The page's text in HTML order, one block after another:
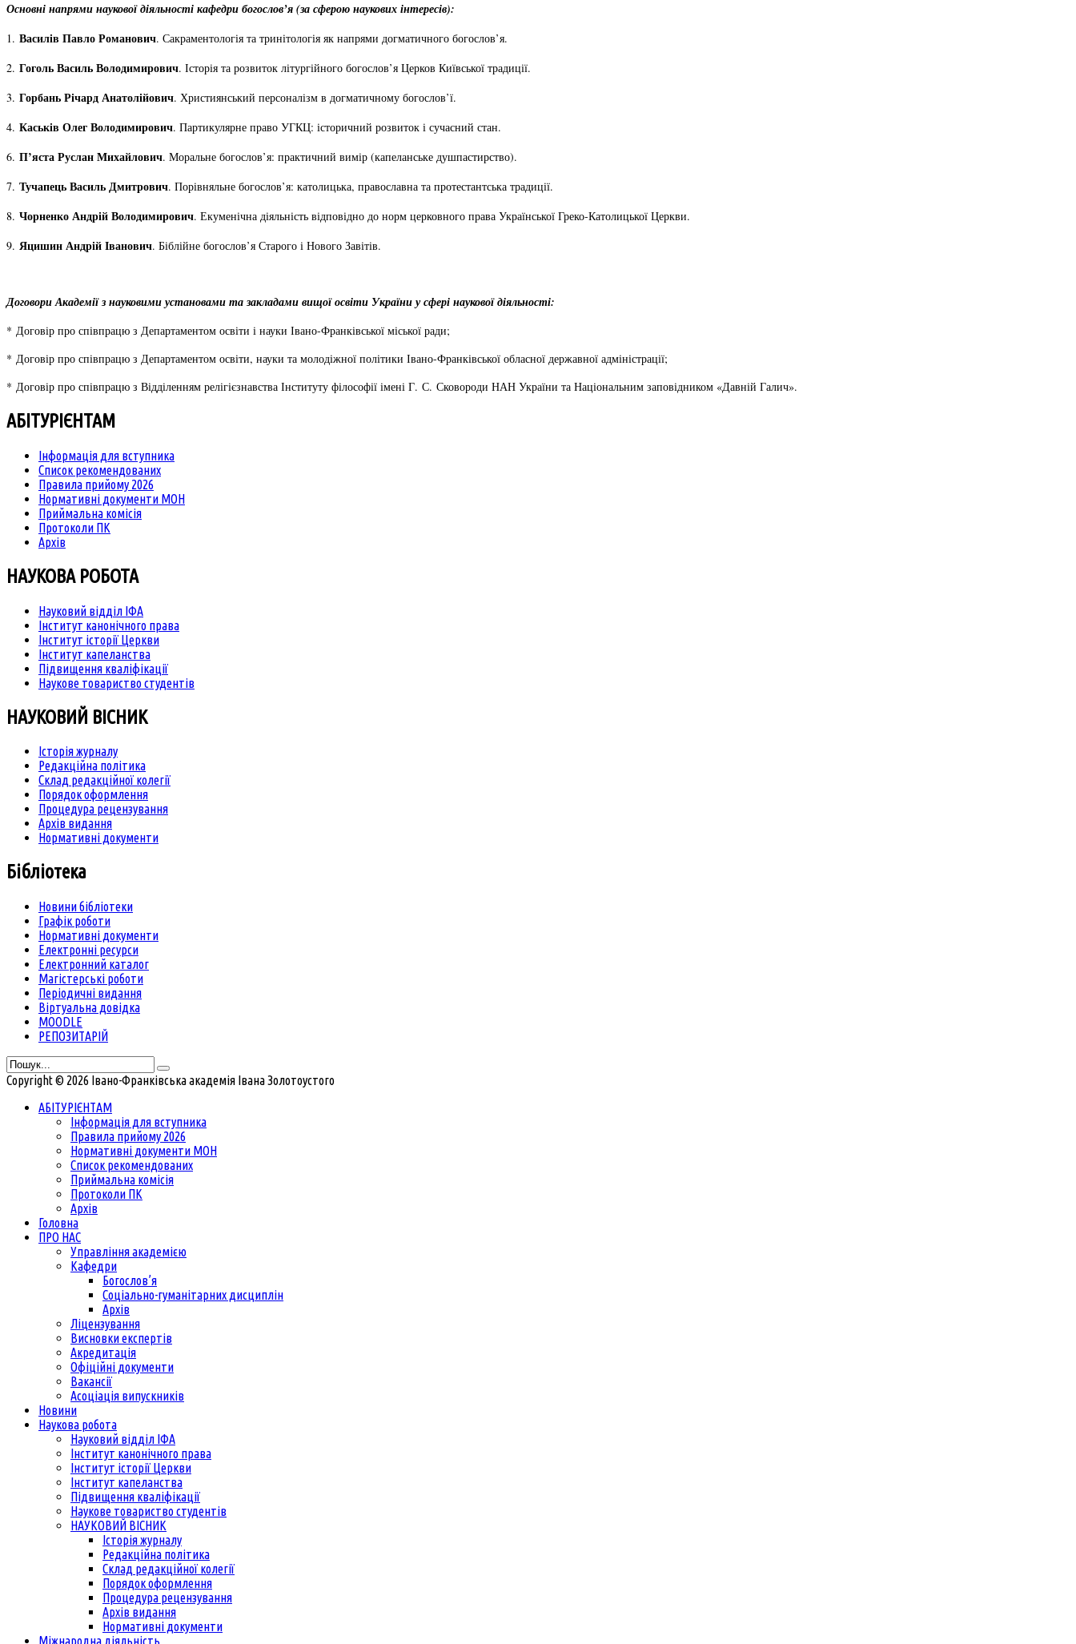
Основні напрями наукової діяльності кафедри богослов’я (за сферою наукових інтересів):
1. Василів Павло Романович. Сакраментологія та тринітологія як напрями догматичного богослов’я.
2. Гоголь Василь Володимирович. Історія та розвиток літургійного богослов’я Церков Київської традиції.
3. Горбань Річард Анатолійович. Християнський персоналізм в догматичному богослов’ї.
4. Каськів Олег Володимирович. Партикулярне право УГКЦ: історичний розвиток і сучасний стан.
6. П’яста Руслан Михайлович. Моральне богослов’я: практичний вимір (капеланське душпастирство).
7. Тучапець Василь Дмитрович. Порівняльне богослов’я: католицька, православна та протестантська традиції.
8. Чорненко Андрій Володимирович. Екуменічна діяльність відповідно до норм церковного права Української Греко-Католицької Церкви.
9. Яцишин Андрій Іванович. Біблійне богослов’я Старого і Нового Завітів.
Договори Академії з науковими установами та закладами вищої освіти України у сфері наукової діяльності:
* Договір про співпрацю з Департаментом освіти і науки Івано-Франківської міської ради;
* Договір про співпрацю з Департаментом освіти, науки та молодіжної політики Івано-Франківської обласної державної адміністрації;
* Договір про співпрацю з Відділенням релігієзнавства Інституту філософії імені Г. С. Сковороди НАН України та Національним заповідником «Давній Галич».
АБІТУРІЄНТАМ
Інформація для вступника
Список рекомендованих
Правила прийому 2026
Нормативні документи МОН
Приймальна комісія
Протоколи ПК
Архів
НАУКОВА РОБОТА
Науковий відділ ІФА
Інститут канонічного права
Інститут історії Церкви
Інститут капеланства
Підвищення кваліфікації
Наукове товариство студентів
НАУКОВИЙ ВІСНИК
Історія журналу
Редакційна політика
Склад редакційної колегії
Порядок оформлення
Процедура рецензування
Архів видання
Нормативні документи
Бібліотека
Новини бібліотеки
Графік роботи
Нормативні документи
Електронні ресурси
Електронний каталог
Магістерські роботи
Періодичні видання
Віртуальна довідка
MOODLE
РЕПОЗИТАРІЙ
Copyright © 2026 Івано-Франківська академія Івана Золотоустого
АБІТУРІЄНТАМ
Інформація для вступника
Правила прийому 2026
Нормативні документи МОН
Список рекомендованих
Приймальна комісія
Протоколи ПК
Архів
Головна
ПРО НАС
Управління академією
Кафедри
Богослов’я
Соціально-гуманітарних дисциплін
Архів
Ліцензування
Висновки експертів
Акредитація
Офіційні документи
Вакансії
Асоціація випускників
Новини
Наукова робота
Науковий відділ ІФА
Інститут канонічного права
Інститут історії Церкви
Інститут капеланства
Підвищення кваліфікації
Наукове товариство студентів
НАУКОВИЙ ВІСНИК
Історія журналу
Редакційна політика
Склад редакційної колегії
Порядок оформлення
Процедура рецензування
Архів видання
Нормативні документи
Міжнародна діяльність